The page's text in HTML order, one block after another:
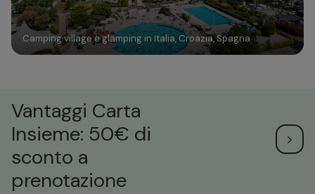
Camping village e glamping in Italia, Croazia, Spagna
Vantaggi Carta
Insieme: 50€ di
sconto a
prenotazione